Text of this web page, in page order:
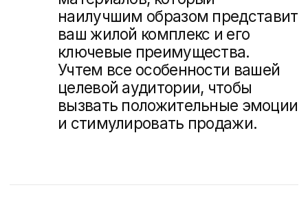
Созвонимся на 30 минут,
чтобы обсудить вашу
задачу и ответить
на вопросы. Вышлем вам
презентацию
с аналогичными кейсами
и примерной стоимостью